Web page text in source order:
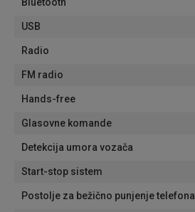
USB
Radio
FM radio
Hands-free
Glasovne komande
Detekcija umora vozača
Start-stop sistem
Postolje za bežično punjenje telefona